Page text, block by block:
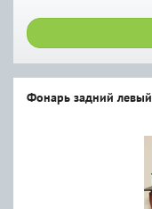
Фонарь задний левый